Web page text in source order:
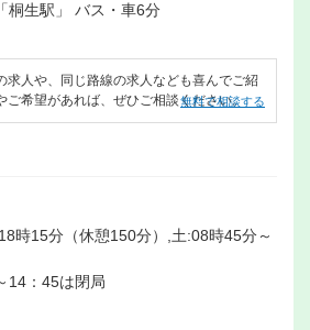
桐生駅」 バス・車6分
求人や、同じ路線の求人なども喜んでご紹
ご希望があれば、ぜひご相談ください。
無料で相談する
時15分（休憩150分）,土:08時45分～
14：45は閉局